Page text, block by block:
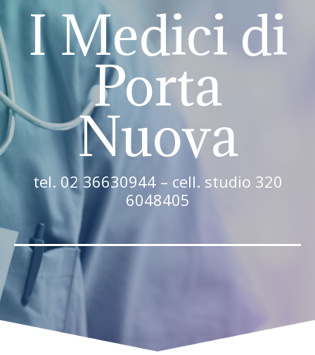
I Medici di
Porta
Nuova
tel. 02 36630944 – cell. studio 320
6048405